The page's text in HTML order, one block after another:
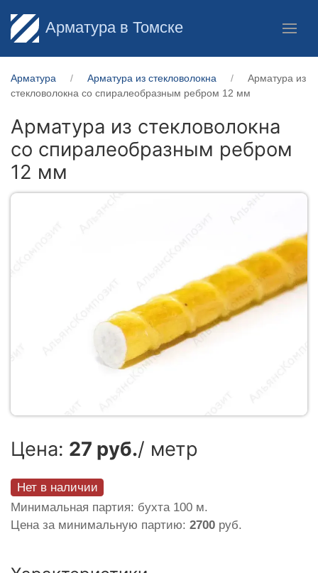
Арматура в Томске
Арматура Арматура из стекловолокна
Арматура из
стекловолокна со спиралеобразным ребром 12 мм
Арматура из стекловолокна
со спиралеобразным ребром
12 мм
Цена: 27 руб./ метр
Нет в наличии
Минимальная партия: бухта 100 м.
Цена за минимальную партию: 2700 руб.